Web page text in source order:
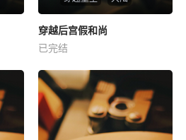
穿越后宫假和尚
未知
穿越后宫假和尚
已完结